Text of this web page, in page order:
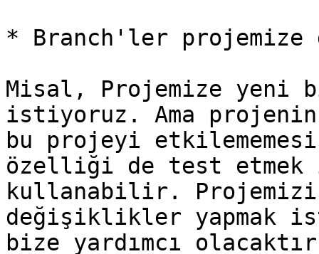
* Branch'ler projemize
Misal, Projemize yeni
istiyoruz. Ama
bu projeyi
özelliği de test etmek
kullanabilir. Projemizin
değişiklikler yapmak
bize yardımcı